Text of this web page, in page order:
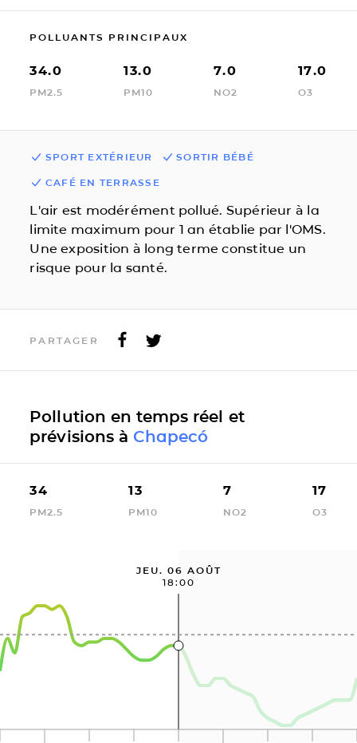
POLLUANTS PRINCIPAUX
34.0
PM2.5
13.0
PM10
7.0
NO2
17.0
O3
SPORT EXTÉRIEUR SORTIR BÉBÉ
CAFÉ EN TERRASSE
L'air est modérément pollué. Supérieur à la
limite maximum pour 1 an établie par l'OMS.
Une exposition à long terme constitue un
risque pour la santé.
PARTAGER
Pollution en temps réel et
prévisions à Chapecó
34
PM2.5
13
PM10
7
NO2
17
O3
JEU. 06 AOÛT
18:00